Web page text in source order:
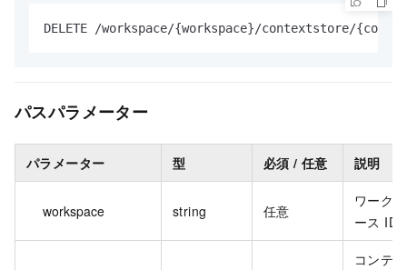
DELETE /workspace/{workspace}/contextstore/
パスパラメーター
パラメーター 型 必須 / 任意 説明
workspace string 任意
ワーク
ース ID
コンテ